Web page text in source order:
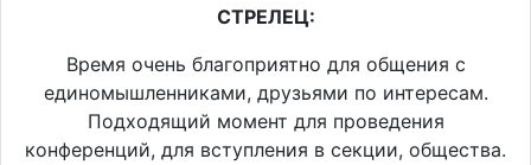
СТРЕЛЕЦ:
Время очень благоприятно для общения с
единомышленниками, друзьями по интересам.
Подходящий момент для проведения
конференций, для вступления в секции, общества.